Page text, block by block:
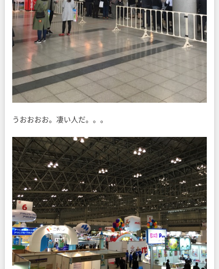
うおおおお。凄い人だ。。。